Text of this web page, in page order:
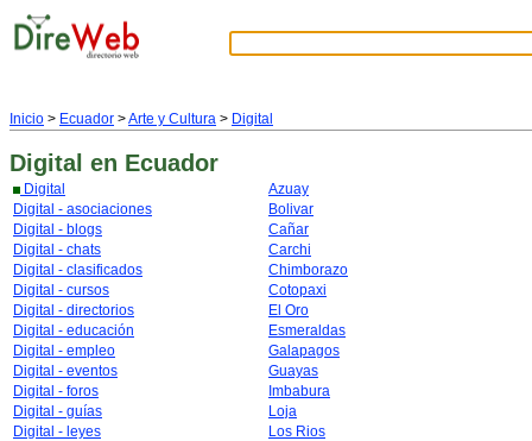
Inicio > Ecuador >Arte y Cultura > Digital
Digital en Ecuador
Digital
Digital - asociaciones
Digital - blogs
Digital - chats
Digital - clasificados
Digital - cursos
Digital - directorios
Digital - educación
Digital - empleo
Digital - eventos
Digital - foros
Digital - guías
Digital - leyes
Azuay
Bolivar
Cañar
Carchi
Chimborazo
Cotopaxi
El Oro
Esmeraldas
Galapagos
Guayas
Imbabura
Loja
Los Rios